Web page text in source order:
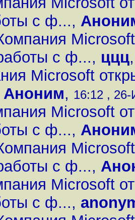
с ф...,
с ф..., ццц
Microsoft
Аноним, 16:12 ,
Microsoft
с ф...,
с ф...,
Microsoft
с ф...,